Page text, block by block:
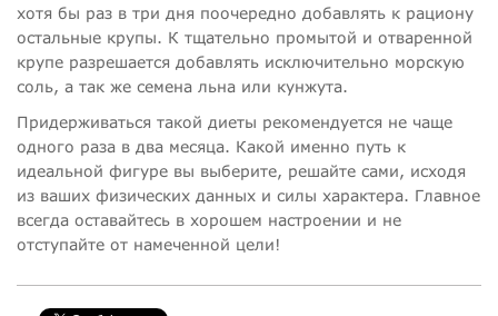
хотя бы раз в три дня поочередно добавлять к рациону
остальные крупы. К тщательно промытой и отваренной
крупе разрешается добавлять исключительно морскую
соль, а так же семена льна или кунжута.
Придерживаться такой диеты рекомендуется не чаще
одного раза в два месяца. Какой именно путь к
идеальной фигуре вы выберите, решайте сами, исходя
из ваших физических данных и силы характера. Главное
всегда оставайтесь в хорошем настроении и не
отступайте от намеченной цели!